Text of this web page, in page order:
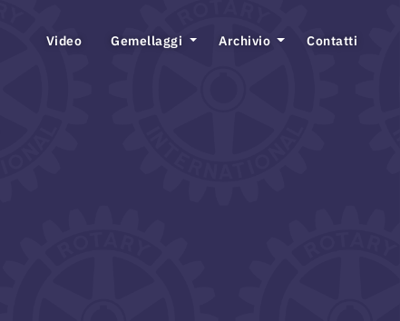
Video Gemellaggi Archivio Contatti